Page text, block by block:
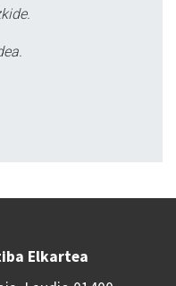
Elkartea